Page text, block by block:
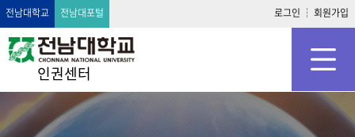
전남대학교 전남대포털 로그인 회원가입
인권센터